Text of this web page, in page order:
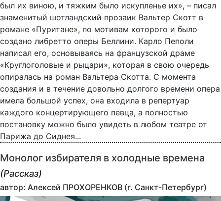
был их виною, и тяжким было искупленье их», – писал
знаменитый шотландский прозаик Вальтер Скотт в
романе «Пуритане», по мотивам которого и было
создано либретто оперы Беллини. Карло Пеполи
написал его, основываясь на французской драме
«Круглоголовые и рыцари», которая в свою очередь
опиралась на роман Вальтера Скотта. С момента
создания и в течение довольно долгого времени опера
имела большой успех, она входила в репертуар
каждого концертирующего певца, а полностью
постановку можно было увидеть в любом театре от
Парижа до Сиднея...
Монолог избирателя в холодные времена
(Рассказ)
автор: Алексей ПРОХОРЕНКОВ (г. Санкт-Петербург)